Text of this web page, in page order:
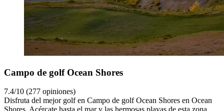
Campo de golf Ocean Shores
7.4/10 (277 opiniones)
Disfruta del mejor golf en Campo de golf Ocean Shores en Ocean